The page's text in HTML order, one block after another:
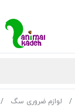
لوازم ضروری سگ